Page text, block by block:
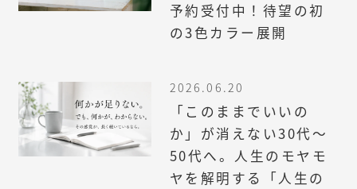
予約受付中！待望の初
の3色カラー展開
2026.06.20
「このままでいいの
か」が消えない30代〜
50代へ。人生のモヤモ
ヤを解明する「人生の